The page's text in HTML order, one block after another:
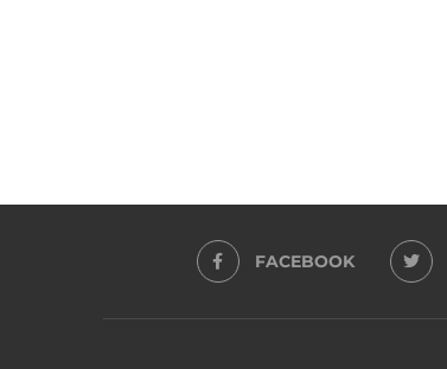
FACEBOOK